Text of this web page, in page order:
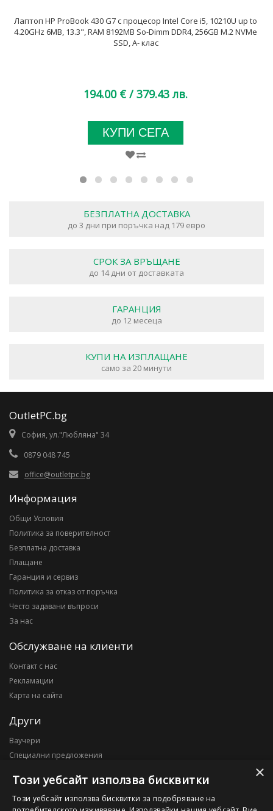
Лаптоп HP ProBook 430 G7 с процесор Intel Core i5, 10210U up to
4.20GHz 6MB, 13.3", RAM 8192MB So-Dimm DDR4, 256GB M.2 NVMe
SSD, A- клас
194.00 € / 379.43 лв.
КУПИ СЕГА
БЕЗПЛАТНА ДОСТАВКА
до 3 дни при поръчка над 179 евро
СРОК ЗА ВРЪЩАНЕ
до 14 дни от доставката
ГАРАНЦИЯ
до 12 месеца
КУПИ НА ИЗПЛАЩАНЕ
само за 20 минути
OutletPC.bg
София, ул."Любляна" 34
0879 048 745
office@outletpc.bg
Информация
Общи Условия
Политика за поверителност
Безплатна доставка
Плащане
Гаранция и сервиз
Политика за отказ от поръчка
Често задавани въпроси
За нас
Обслужване на клиенти
Контакт с нас
Рекламации
Карта на сайта
Други
Ваучери
Специални предложения
Моят профил
×
Този уебсайт използва бисквитки
Този уебсайт използва бисквитки за подобряване на